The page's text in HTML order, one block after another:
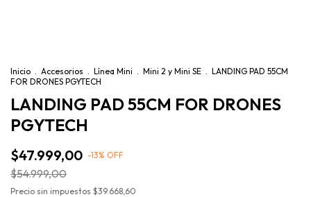
Inicio . Accesorios . Línea Mini . Mini 2 y Mini SE . LANDING PAD 55CM
FOR DRONES PGYTECH
LANDING PAD 55CM FOR DRONES
PGYTECH
$47.999,00 -13% OFF
$54.999,00
Precio sin impuestos $39.668,60